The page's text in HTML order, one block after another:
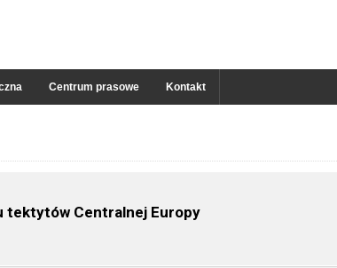
Centrum prasowe Kontakt
tektytów Centralnej Europy